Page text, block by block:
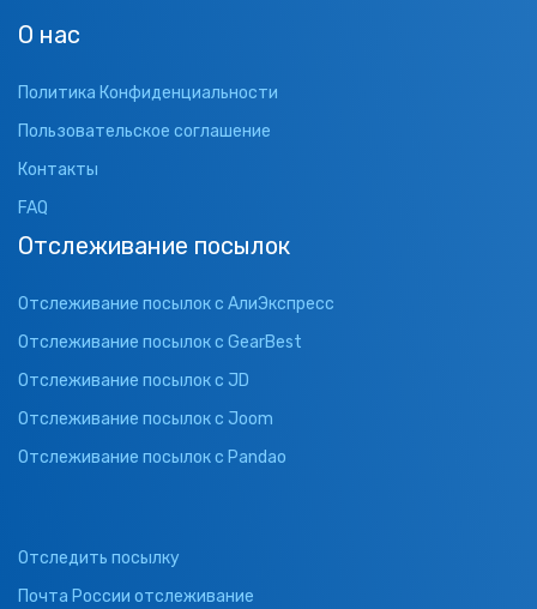
О нас
Политика Конфиденциальности
Пользовательское соглашение
Контакты
FAQ
Отслеживание посылок
Отслеживание посылок с АлиЭкспресс
Отслеживание посылок с GearBest
Отслеживание посылок с JD
Отслеживание посылок с Joom
Отслеживание посылок с Pandao
Отследить посылку
Почта России отслеживание